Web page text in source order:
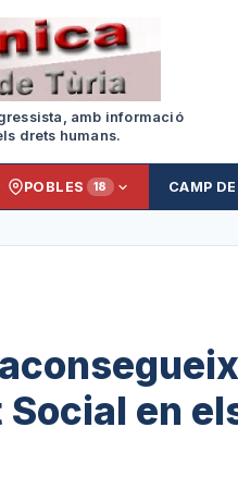
amb informació
drets humans.
POBLES 18 CAMP
en